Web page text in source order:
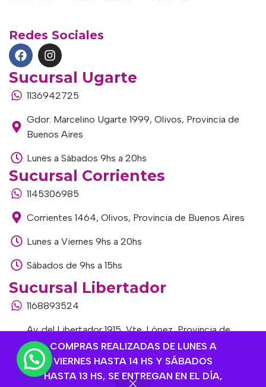
COMPRAS REALIZADAS DE LUNES A
VIERNES HASTA 14 HS Y SÁBADOS
HASTA 13 HS, SE ENTREGAN EN EL DÍA,
Redes Sociales
Sucursal Ugarte
1136942725
Gdor. Marcelino Ugarte 1999, Olivos, Provincia de
Buenos Aires
Lunes a Sábados 9hs a 20hs
Sucursal Corrientes
1145306985
Corrientes 1464, Olivos, Provincia de Buenos Aires
Lunes a Viernes 9hs a 20hs
Sábados de 9hs a 15hs
Sucursal Libertador
1168893524
Av. del Libertador 1915, Vte. López, Provincia de
Buenos Aires
Lunes a Viernes de 9hs a 13hs / 16hs a 20hs